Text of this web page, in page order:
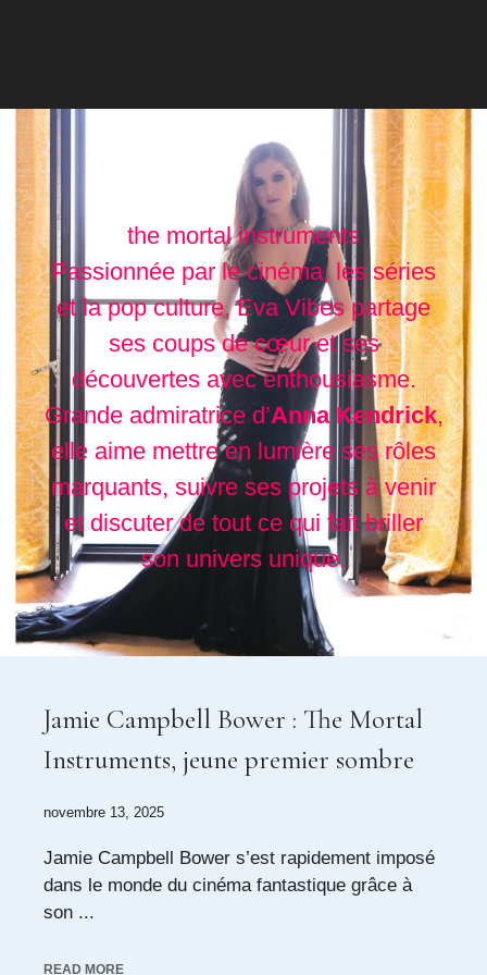
the mortal instruments
Passionnée par le cinéma, les séries
et la pop culture, Eva Vibes partage
ses coups de cœur et ses
découvertes avec enthousiasme.
Grande admiratrice d’Anna Kendrick,
elle aime mettre en lumière ses rôles
marquants, suivre ses projets à venir
et discuter de tout ce qui fait briller
son univers unique.
Jamie Campbell Bower : The Mortal
Instruments, jeune premier sombre
novembre 13, 2025
Jamie Campbell Bower s’est rapidement imposé
dans le monde du cinéma fantastique grâce à
son ...
READ MORE